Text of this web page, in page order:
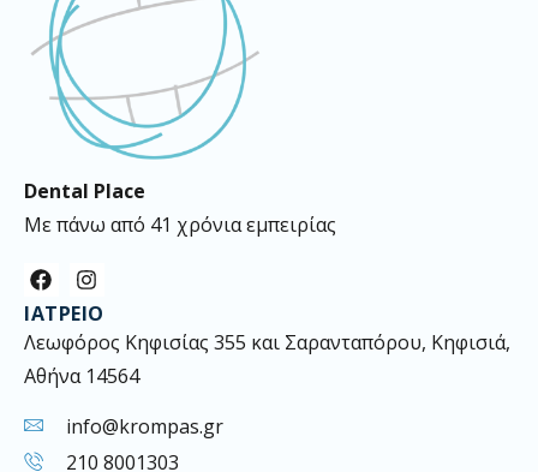
Dental Place
Με πάνω από 41 χρόνια εμπειρίας
F
a
c
e
b
o
k
I
n
s
t
a
g
a
ΙΑΤΡΕΊΟ
Λεωφόρος Κηφισίας 355 και Σαρανταπόρου, Κηφισιά,
Αθήνα 14564
info@krompas.gr
210 8001303